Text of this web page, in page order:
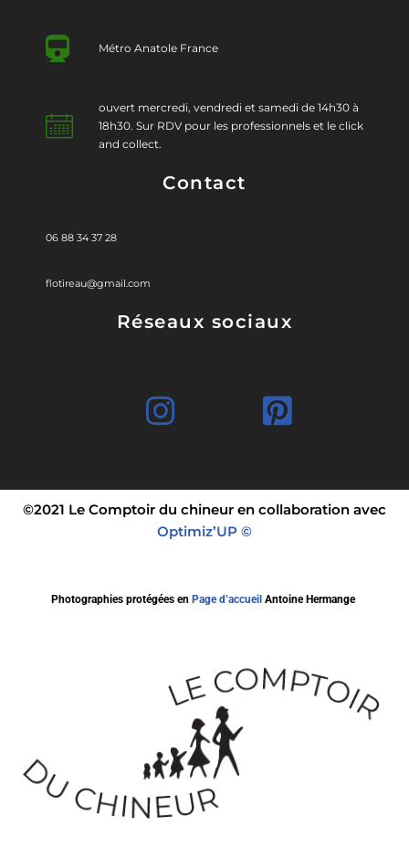
Métro Anatole France
ouvert mercredi, vendredi et samedi de 14h30 à
18h30. Sur RDV pour les professionnels et le click
and collect.
Contact
06 88 34 37 28
flotireau@gmail.com
Réseaux sociaux
©2021 Le Comptoir du chineur en collaboration avec
Optimiz’UP ©
Photographies protégées en Page d’accueil Antoine Hermange